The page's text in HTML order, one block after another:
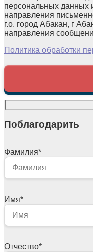
персональных данных
направления
г.о. город Абакан, г
направления
Политика обработки
Поблагодарить
Фамилия*
Имя*
Отчество*